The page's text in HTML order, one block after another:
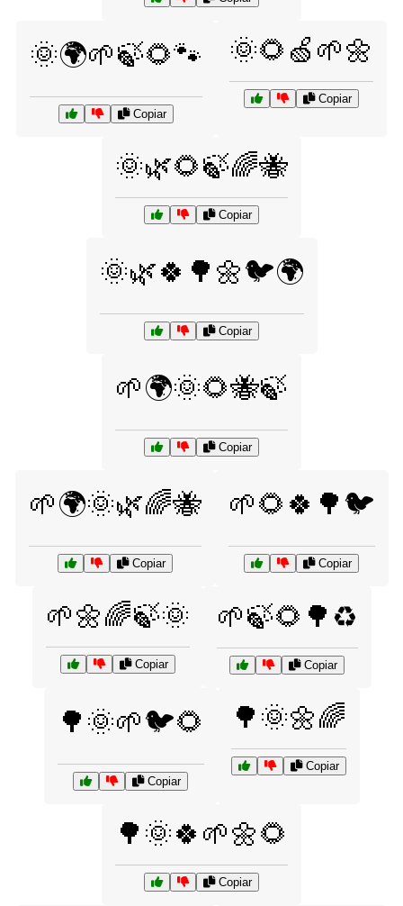
🌞🌍🌱🍃🌻🐾
Copiar
🌞🌻🍏🌱🌼
Copiar
🌞🌿🌻🍃🌈🐝
Copiar
🌞🌿🍀🌳🌼🐦🌍
Copiar
🌱🌍🌞🌻🐝🍃
Copiar
🌱🌍🌞🌿🌈🐝
Copiar
🌱🌻🍀🌳🐦
Copiar
🌱🌼🌈🍃🌞
Copiar
🌱🍃🌻🌳♻️
Copiar
🌳🌞🌱🐦🌻
Copiar
🌳🌞🌼🌈
Copiar
🌳🌞🍀🌱🌼🌻
Copiar